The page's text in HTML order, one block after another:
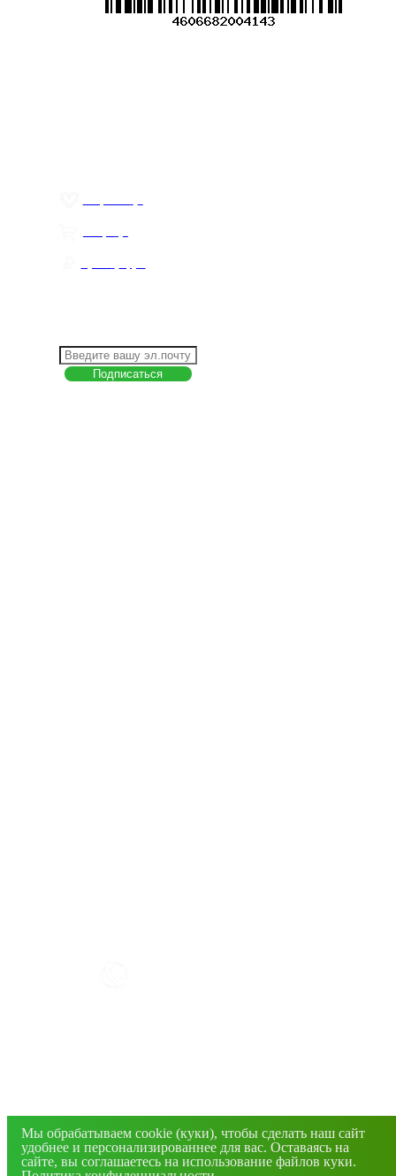
защищена законом об авторских правах.
Мы обрабатываем cookie (куки), чтобы сделать наш сайт
удобнее и персонализированнее для вас. Оставаясь на
сайте, вы соглашаетесь на использование файлов куки.